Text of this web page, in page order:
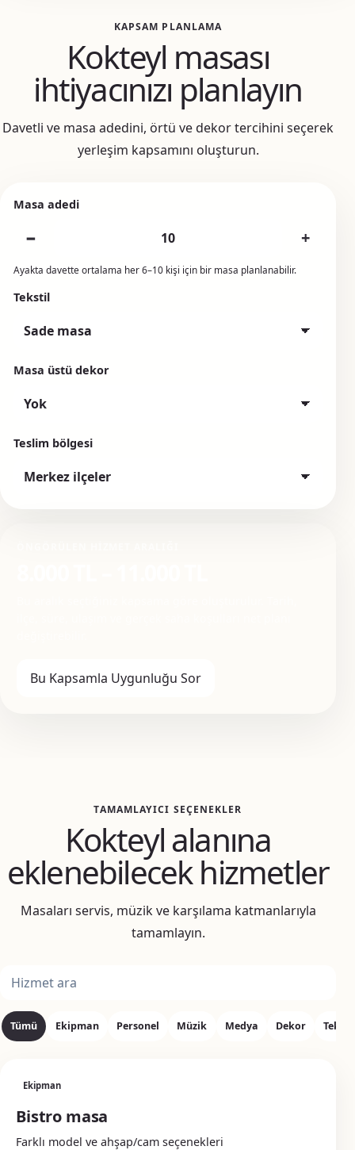
KAPSAM PLANLAMA
Kokteyl masası
ihtiyacınızı planlayın
Davetli ve masa adedini, örtü ve dekor tercihini seçerek
yerleşim kapsamını oluşturun.
Masa adedi
− +
Ayakta davette ortalama her 6–10 kişi için bir masa planlanabilir.
Tekstil
Masa üstü dekor
Teslim bölgesi
Bu Kapsamla Uygunluğu Sor
TAMAMLAYICI SEÇENEKLER
Kokteyl alanına
eklenebilecek hizmetler
Masaları servis, müzik ve karşılama katmanlarıyla
tamamlayın.
Ek hizmet ara
Tümü Ekipman Personel Müzik Medya Dekor
Ekipman
Bistro masa
Farklı model ve ahşap/cam seçenekleri